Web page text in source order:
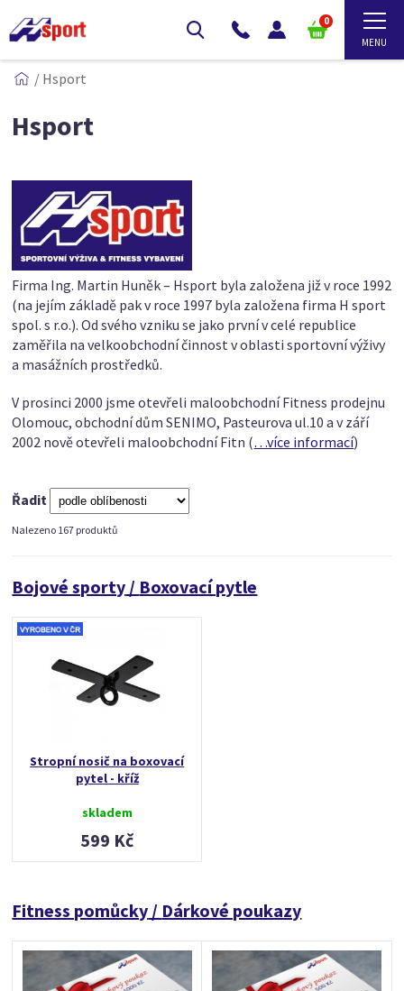
0
/ Hsport
Hsport
Firma Ing. Martin Huněk – Hsport byla založena již v roce 1992
(na jejím základě pak v roce 1997 byla založena firma H sport
spol. s r.o.). Od svého vzniku se jako první v celé republice
zaměřila na velkoobchodní činnost v oblasti sportovní výživy
a masážních prostředků.
V prosinci 2000 jsme otevřeli maloobchodní Fitness prodejnu
Olomouc, obchodní dům SENIMO, Pasteurova ul.10 a v září
2002 nově otevřeli maloobchodní Fitn (…více informací)
Řadit
Nalezeno 167 produktů
Bojové sporty / Boxovací pytle
Stropní nosič na boxovací
pytel - kříž
skladem
599 Kč
Fitness pomůcky / Dárkové poukazy